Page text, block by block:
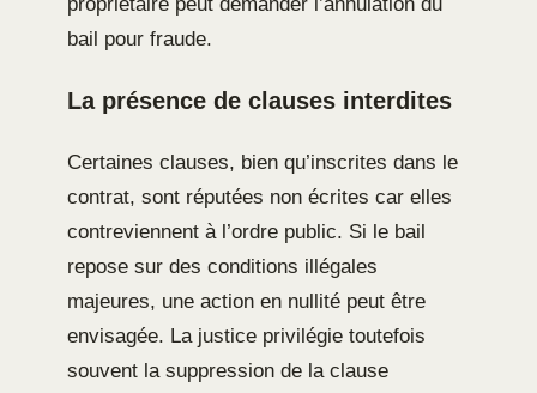
bail pour fraude.
La présence de clauses interdites
Certaines clauses, bien qu’inscrites dans le
contrat, sont réputées non écrites car elles
contreviennent à l’ordre public. Si le bail
repose sur des conditions illégales
majeures, une action en nullité peut être
envisagée. La justice privilégie toutefois
souvent la suppression de la clause